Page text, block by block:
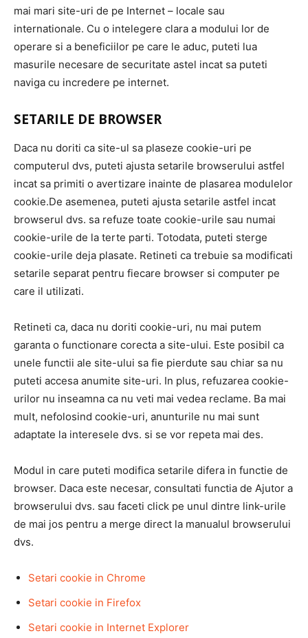
mai mari site-uri de pe Internet – locale sau
internationale. Cu o intelegere clara a modului lor de
operare si a beneficiilor pe care le aduc, puteti lua
masurile necesare de securitate astel incat sa puteti
naviga cu incredere pe internet.
SETARILE DE BROWSER
Daca nu doriti ca site-ul sa plaseze cookie-uri pe
computerul dvs, puteti ajusta setarile browserului astfel
incat sa primiti o avertizare inainte de plasarea modulelor
cookie.De asemenea, puteti ajusta setarile astfel incat
browserul dvs. sa refuze toate cookie-urile sau numai
cookie-urile de la terte parti. Totodata, puteti sterge
cookie-urile deja plasate. Retineti ca trebuie sa modificati
setarile separat pentru fiecare browser si computer pe
care il utilizati.
Retineti ca, daca nu doriti cookie-uri, nu mai putem
garanta o functionare corecta a site-ului. Este posibil ca
unele functii ale site-ului sa fie pierdute sau chiar sa nu
puteti accesa anumite site-uri. In plus, refuzarea cookie-
urilor nu inseamna ca nu veti mai vedea reclame. Ba mai
mult, nefolosind cookie-uri, anunturile nu mai sunt
adaptate la interesele dvs. si se vor repeta mai des.
Modul in care puteti modifica setarile difera in functie de
browser. Daca este necesar, consultati functia de Ajutor a
browserului dvs. sau faceti click pe unul dintre link-urile
de mai jos pentru a merge direct la manualul browserului
dvs.
Setari cookie in Chrome
Setari cookie in Firefox
Setari cookie in Internet Explorer